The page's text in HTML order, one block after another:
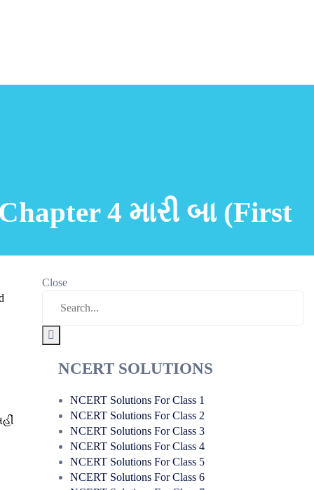
4 મારી બા (First
Close
NCERT SOLUTIONS
NCERT Solutions For Class 1
NCERT Solutions For Class 2
NCERT Solutions For Class 3
NCERT Solutions For Class 4
NCERT Solutions For Class 5
NCERT Solutions For Class 6